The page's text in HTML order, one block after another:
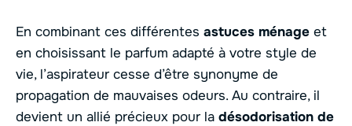
En combinant ces différentes astuces ménage et
en choisissant le parfum adapté à votre style de
vie, l’aspirateur cesse d’être synonyme de
propagation de mauvaises odeurs. Au contraire, il
devient un allié précieux pour la désodorisation de